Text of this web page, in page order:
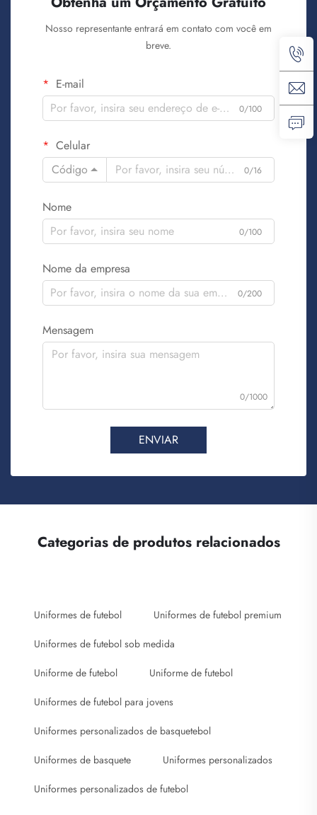
Nosso representante entrará em contato com você em
breve.
E-mail
0/100
Celular
Código
0/16
Nome
0/100
Nome da empresa
0/200
Mensagem
0/1000
ENVIAR
Categorias de produtos relacionados
Uniformes de futebol Uniformes de futebol premium
Uniformes de futebol sob medida
Uniforme de futebol Uniforme de futebol
Uniformes de futebol para jovens
Uniformes personalizados de basquetebol
Uniformes de basquete Uniformes personalizados
Uniformes personalizados de futebol